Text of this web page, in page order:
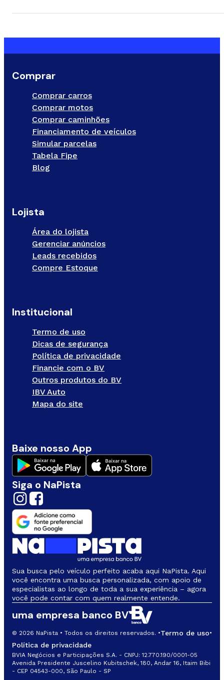
Comprar
Comprar carros
Comprar motos
Comprar caminhões
Financiamento de veículos
Simular parcelas
Tabela Fipe
Blog
Lojista
Área do lojista
Gerenciar anúncios
Leads recebidos
Compre Estoque
Institucional
Termo de uso
Dicas de segurança
Política de privacidade
Financie com o BV
Outros produtos do BV
IBV Auto
Mapa do site
Baixe nosso App
Siga o NaPista
Sua busca pelo veículo perfeito acaba aqui NaPista. Aqui
você encontra uma busca personalizada, com apoio de
especialistas ao longo de toda a sua experiência – agora
você pode contar com quem realmente entende.
© 2026 NaPista • Todos os direitos reservados. •Termo de uso•
Política de privacidade
BVIA Negócios e Participações S.A. - CNPJ: 12.770.190/0001-05
Avenida Presidente Juscelino Kubitschek, 180, Andar 16, Itaim Bibi
- CEP 04543-000, São Paulo - SP
uma empresa banco BV